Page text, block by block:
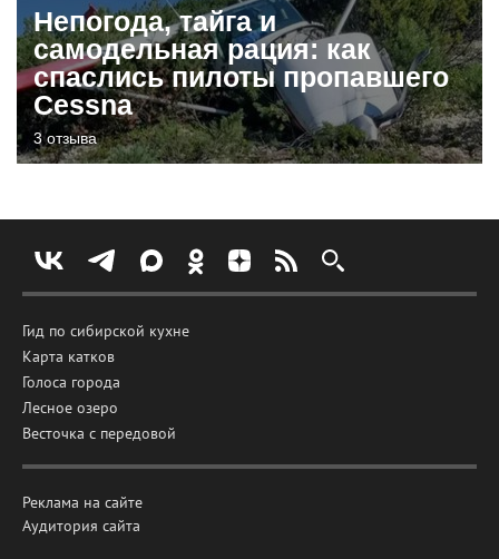
Непогода, тайга и
самодельная рация: как
спаслись пилоты пропавшего
Cessna
3 отзыва
Гид по сибирской кухне
Карта катков
Голоса города
Лесное озеро
Весточка с передовой
Реклама на сайте
Аудитория сайта